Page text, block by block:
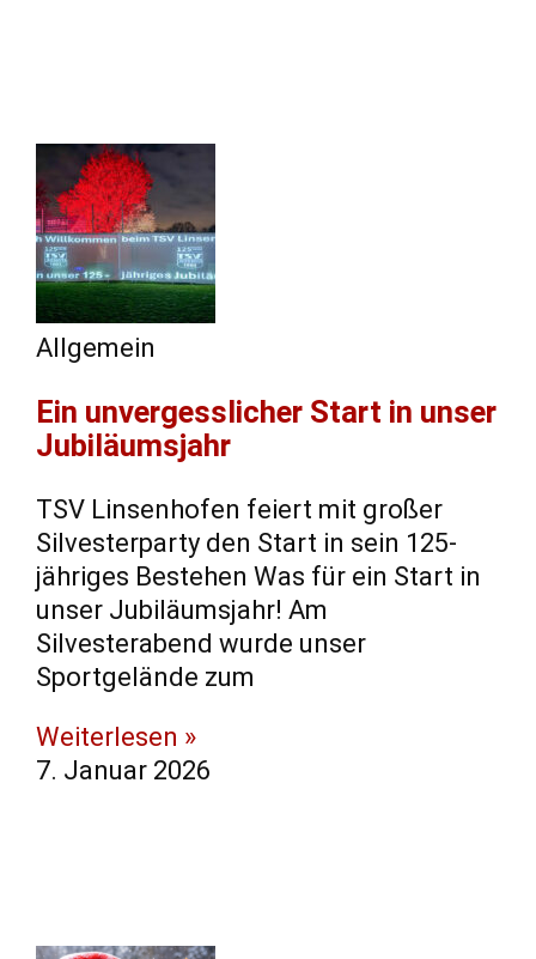
Allgemein
Ein unvergesslicher Start in unser
Jubiläumsjahr
TSV Linsenhofen feiert mit großer
Silvesterparty den Start in sein 125-
jähriges Bestehen Was für ein Start in
unser Jubiläumsjahr! Am
Silvesterabend wurde unser
Sportgelände zum
Weiterlesen »
7. Januar 2026